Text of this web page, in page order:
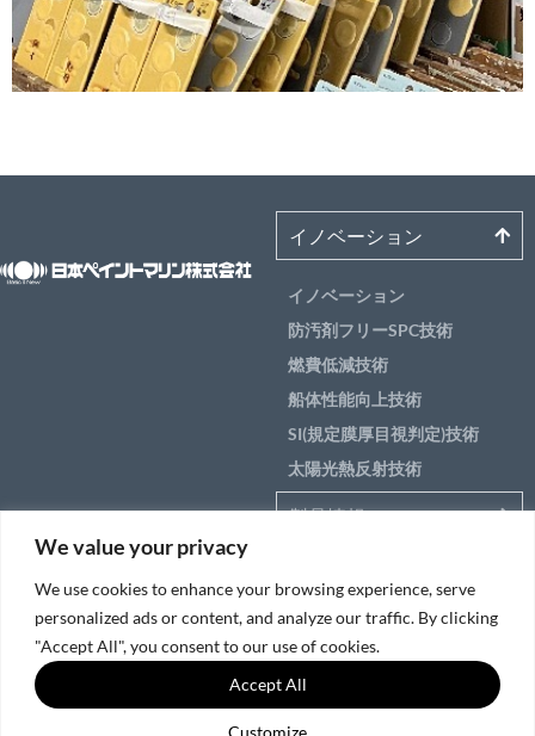
We value your privacy
We use cookies to enhance your browsing experience, serve
personalized ads or content, and analyze our traffic. By clicking
"Accept All", you consent to our use of cookies.
Customize
Accept All
イノベーション
イノベーション
防汚剤フリーSPC技術
燃費低減技術
船体性能向上技術
SI(規定膜厚目視判定)技術
太陽光熱反射技術
製品情報
船のエリア別ソリュー
ション
サービス＆サポート